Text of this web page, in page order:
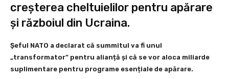
creșterea cheltuielilor pentru apărare
și războiul din Ucraina.
Șeful NATO a declarat că summitul va fi unul
„transformator” pentru alianță și că se vor aloca miliarde
suplimentare pentru programe esențiale de apărare.